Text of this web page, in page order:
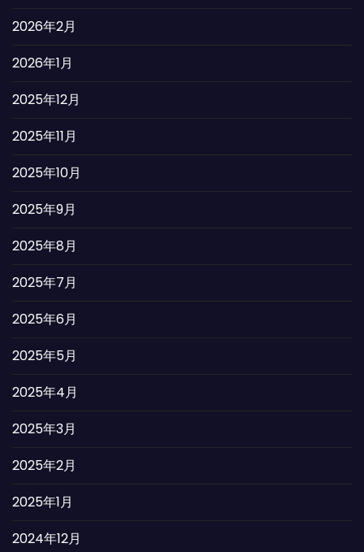
2026年2月
2026年1月
2025年12月
2025年11月
2025年10月
2025年9月
2025年8月
2025年7月
2025年6月
2025年5月
2025年4月
2025年3月
2025年2月
2025年1月
2024年12月